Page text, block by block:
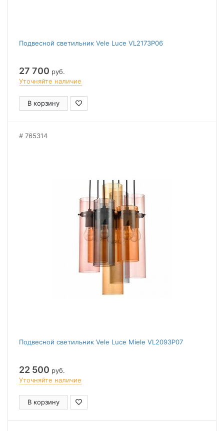
Подвесной светильник Vele Luce VL2173P06
27 700 руб.
Уточняйте наличие
В корзину
765314
Подвесной светильник Vele Luce Miele VL2093P07
22 500 руб.
Уточняйте наличие
В корзину